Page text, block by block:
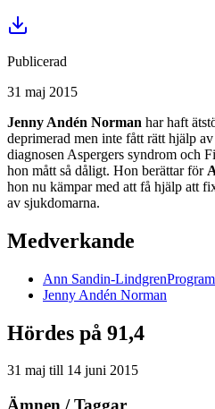
Publicerad
31 maj 2015
Jenny Andén Norman har haft
deprimerad men inte fått rätt hjälp
diagnosen Aspergers syndrom och
hon mått så dåligt. Hon berättar för
hon nu kämpar med att få hjälp att
av sjukdomarna.
Medverkande
Ann Sandin-Lindgren
Jenny Andén Norman
Hördes på 91,4
31 maj till 14 juni 2015
Ämnen / Taggar